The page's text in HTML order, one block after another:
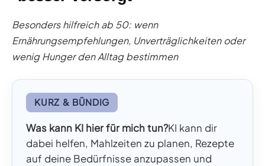
Besonders hilfreich ab 50: wenn
Ernährungsempfehlungen, Unverträglichkeiten oder
wenig Hunger den Alltag bestimmen
KURZ & BÜNDIG
Was kann KI hier für mich tun?KI kann dir
dabei helfen, Mahlzeiten zu planen, Rezepte
auf deine Bedürfnisse anzupassen und